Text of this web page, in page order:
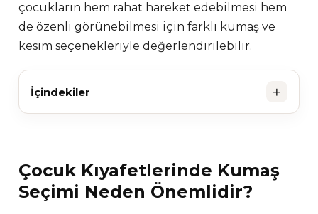
çocukların hem rahat hareket edebilmesi hem
de özenli görünebilmesi için farklı kumaş ve
kesim seçenekleriyle değerlendirilebilir.
İçindekiler +
Çocuk Kıyafetlerinde Kumaş
Seçimi Neden Önemlidir?